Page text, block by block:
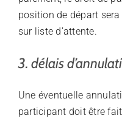
position de départ
sur liste d’attente.
3. délais
Une éventuelle
participant doit être